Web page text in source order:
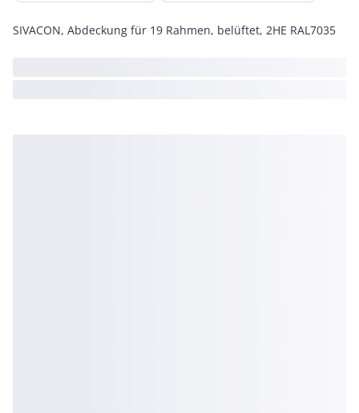
SIVACON, Abdeckung für 19 Rahmen, belüftet, 2HE RAL7035